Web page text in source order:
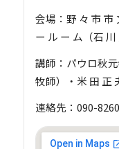
会場：野 々 市 市
ー ル ー ム（石 川
講師：パウロ秋
牧師）・米 田 正
連絡先：090-